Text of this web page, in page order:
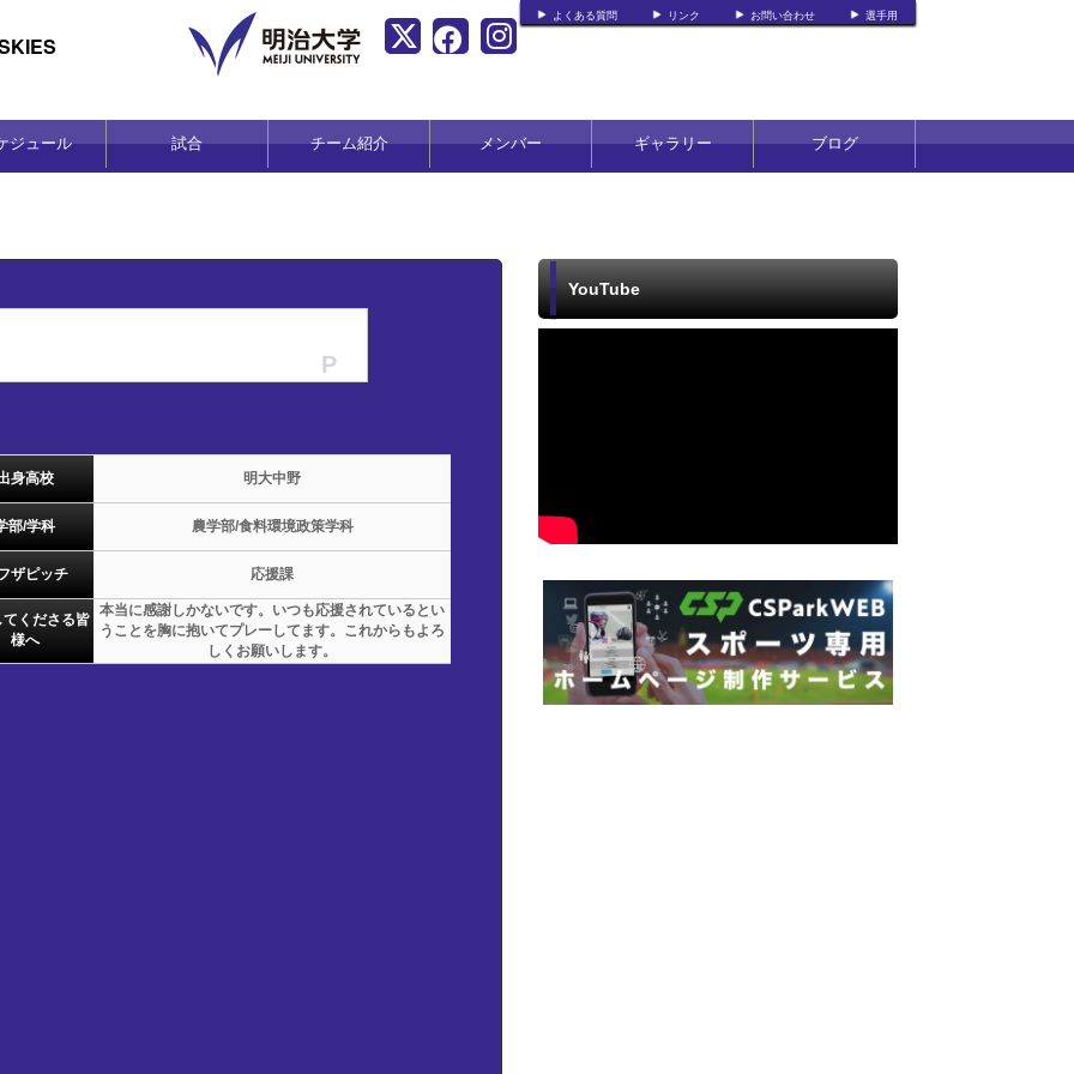
よくある質問 リンク お問い合わせ 選手用
ジュール 試合 チーム紹介 メンバー ギャラリー ブログ
P
身高校 明大中野
部/学科 農学部/食料環境政策学科
ザピッチ 応援課
くださる皆
様へ
本当に感謝しかないです。いつも応援されているとい
うことを胸に抱いてプレーしてます。これからもよろ
しくお願いします。
YouTube